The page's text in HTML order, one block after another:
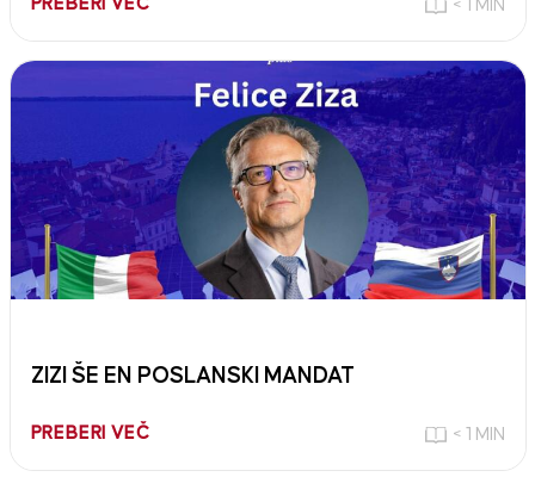
PREBERI VEČ < 1 MIN
ZIZI ŠE EN POSLANSKI MANDAT
PREBERI VEČ < 1 MIN